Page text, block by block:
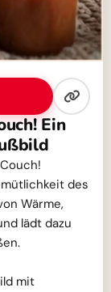
Ein
des
Wärme,
lädt dazu
mit